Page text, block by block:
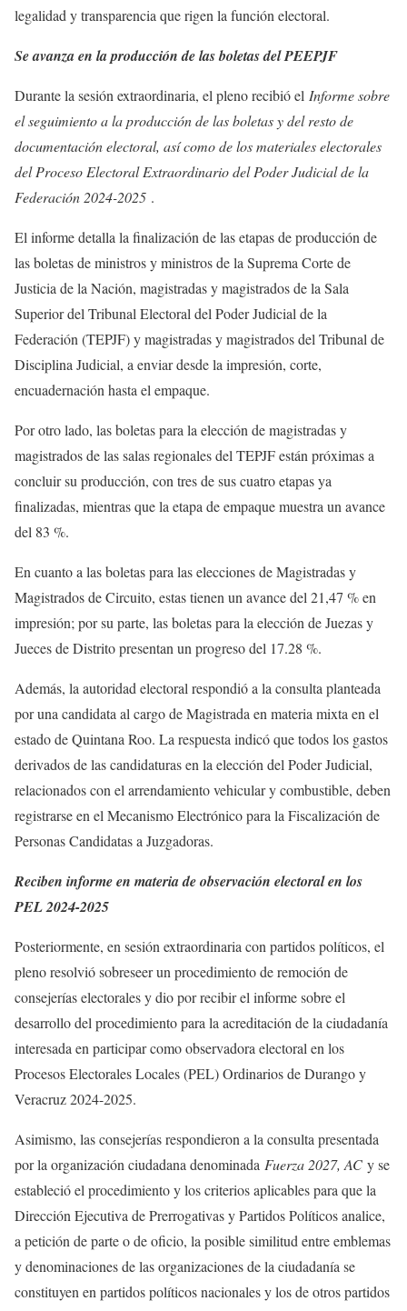
legalidad y transparencia que rigen la función electoral.
Se avanza en la producción de las boletas del PEEPJF
Durante la sesión extraordinaria, el pleno recibió el Informe sobre
el seguimiento a la producción de las boletas y del resto de
documentación electoral, así como de los materiales electorales
del Proceso Electoral Extraordinario del Poder Judicial de la
Federación 2024-2025 .
El informe detalla la finalización de las etapas de producción de
las boletas de ministros y ministros de la Suprema Corte de
Justicia de la Nación, magistradas y magistrados de la Sala
Superior del Tribunal Electoral del Poder Judicial de la
Federación (TEPJF) y magistradas y magistrados del Tribunal de
Disciplina Judicial, a enviar desde la impresión, corte,
encuadernación hasta el empaque.
Por otro lado, las boletas para la elección de magistradas y
magistrados de las salas regionales del TEPJF están próximas a
concluir su producción, con tres de sus cuatro etapas ya
finalizadas, mientras que la etapa de empaque muestra un avance
del 83 %.
En cuanto a las boletas para las elecciones de Magistradas y
Magistrados de Circuito, estas tienen un avance del 21,47 % en
impresión; por su parte, las boletas para la elección de Juezas y
Jueces de Distrito presentan un progreso del 17.28 %.
Además, la autoridad electoral respondió a la consulta planteada
por una candidata al cargo de Magistrada en materia mixta en el
estado de Quintana Roo. La respuesta indicó que todos los gastos
derivados de las candidaturas en la elección del Poder Judicial,
relacionados con el arrendamiento vehicular y combustible, deben
registrarse en el Mecanismo Electrónico para la Fiscalización de
Personas Candidatas a Juzgadoras.
Reciben informe en materia de observación electoral en los
PEL 2024-2025
Posteriormente, en sesión extraordinaria con partidos políticos, el
pleno resolvió sobreseer un procedimiento de remoción de
consejerías electorales y dio por recibir el informe sobre el
desarrollo del procedimiento para la acreditación de la ciudadanía
interesada en participar como observadora electoral en los
Procesos Electorales Locales (PEL) Ordinarios de Durango y
Veracruz 2024-2025.
Asimismo, las consejerías respondieron a la consulta presentada
por la organización ciudadana denominada Fuerza 2027, AC y se
estableció el procedimiento y los criterios aplicables para que la
Dirección Ejecutiva de Prerrogativas y Partidos Políticos analice,
a petición de parte o de oficio, la posible similitud entre emblemas
y denominaciones de las organizaciones de la ciudadanía se
constituyen en partidos políticos nacionales y los de otros partidos